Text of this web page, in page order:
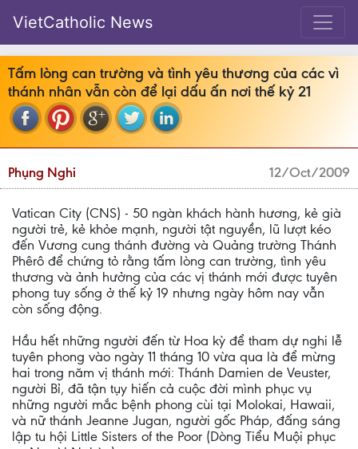
VietCatholic News
Tấm lòng can trường và tình yêu thương của các vì
thánh nhân vẫn còn để lại dấu ấn nơi thế kỷ 21
Phụng Nghi 12/Oct/2009
Vatican City (CNS) - 50 ngàn khách hành hương, kẻ già
người trẻ, kẻ khỏe mạnh, người tật nguyền, lũ lượt kéo
đến Vương cung thánh đường và Quảng trường Thánh
Phêrô để chứng tỏ rằng tấm lòng can trường, tình yêu
thương và ảnh hưởng của các vị thánh mới được tuyên
phong tuy sống ở thế kỷ 19 nhưng ngày hôm nay vẫn
còn sống động.
Hầu hết những người đến từ Hoa kỳ để tham dự nghi lễ
tuyên phong vào ngày 11 tháng 10 vừa qua là để mừng
hai trong năm vị thánh mới: Thánh Damien de Veuster,
người Bỉ, đã tận tụy hiến cả cuộc đời mình phục vụ
những người mắc bệnh phong cùi tại Molokai, Hawaii,
và nữ thánh Jeanne Jugan, người gốc Pháp, đấng sáng
lập tu hội Little Sisters of the Poor (Dòng Tiểu Muội phục